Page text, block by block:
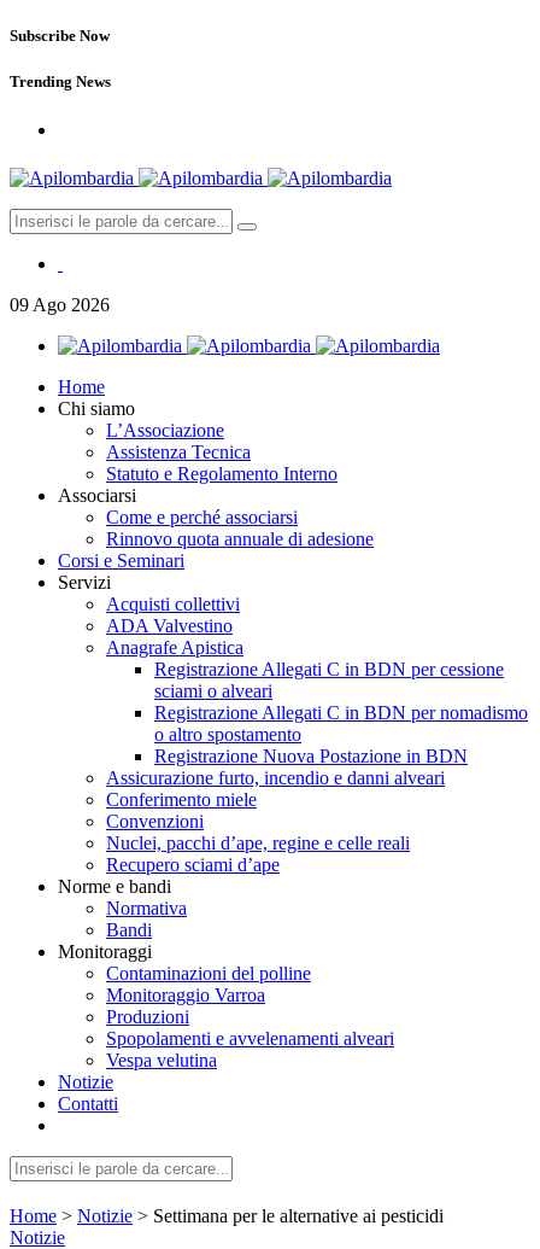
Subscribe Now
Trending News
09 Ago 2026
Home
Chi siamo
L’Associazione
Assistenza Tecnica
Statuto e Regolamento Interno
Associarsi
Come e perché associarsi
Rinnovo quota annuale di adesione
Corsi e Seminari
Servizi
Acquisti collettivi
ADA Valvestino
Anagrafe Apistica
Registrazione Allegati C in BDN per cessione
sciami o alveari
Registrazione Allegati C in BDN per nomadismo
o altro spostamento
Registrazione Nuova Postazione in BDN
Assicurazione furto, incendio e danni alveari
Conferimento miele
Convenzioni
Nuclei, pacchi d’ape, regine e celle reali
Recupero sciami d’ape
Norme e bandi
Normativa
Bandi
Monitoraggi
Contaminazioni del polline
Monitoraggio Varroa
Produzioni
Spopolamenti e avvelenamenti alveari
Vespa velutina
Notizie
Contatti
Home > Notizie > Settimana per le alternative ai pesticidi
Notizie